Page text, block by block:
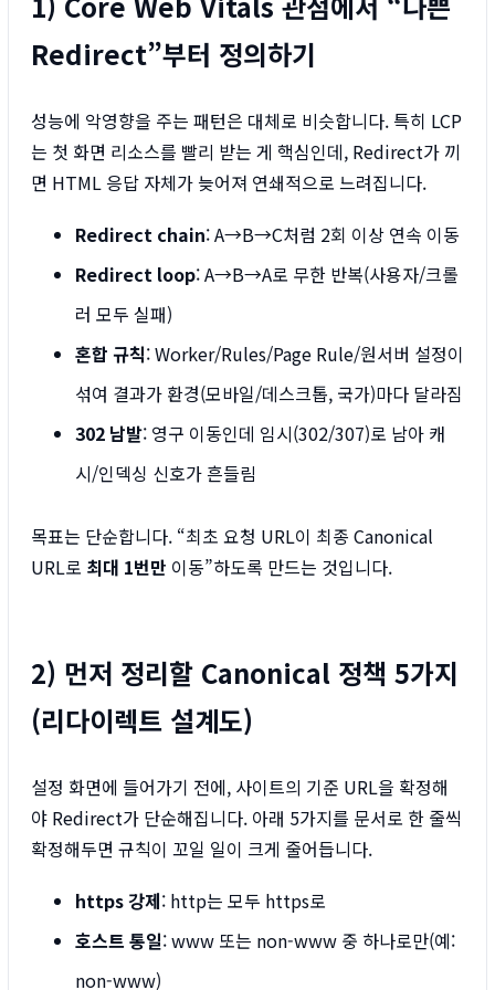
Redirect”부터 정의하기
성능에 악영향을 주는 패턴은 대체로 비슷합니다. 특히 LCP
는 첫 화면 리소스를 빨리 받는 게 핵심인데, Redirect가 끼
면 HTML 응답 자체가 늦어져 연쇄적으로 느려집니다.
Redirect chain: A→B→C처럼 2회 이상 연속 이동
Redirect loop: A→B→A로 무한 반복(사용자/크롤
러 모두 실패)
혼합 규칙: Worker/Rules/Page Rule/원서버 설정이
섞여 결과가 환경(모바일/데스크톱, 국가)마다 달라짐
302 남발: 영구 이동인데 임시(302/307)로 남아 캐
시/인덱싱 신호가 흔들림
목표는 단순합니다. “최초 요청 URL이 최종 Canonical
URL로 최대 1번만 이동”하도록 만드는 것입니다.
2) 먼저 정리할 Canonical 정책 5가지
(리다이렉트 설계도)
설정 화면에 들어가기 전에, 사이트의 기준 URL을 확정해
야 Redirect가 단순해집니다. 아래 5가지를 문서로 한 줄씩
확정해두면 규칙이 꼬일 일이 크게 줄어듭니다.
https 강제: http는 모두 https로
호스트 통일: www 또는 non-www 중 하나로만(예:
non-www)